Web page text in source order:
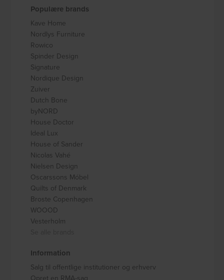
Populære brands
Kave Home
Nordlys Furniture
Rowico
Spinder Design
Signature
Nordique Design
Zuiver
Dutch Bone
byNORD
House Doctor
Ideal Lux
House of Sander
Nicolas Vahé
Nielsen Design
Oscarssons Móbel
Quilts of Denmark
Broste Copenhagen
WOOOD
Vesterholm
Information
Salg til offentlige institutioner og erhverv